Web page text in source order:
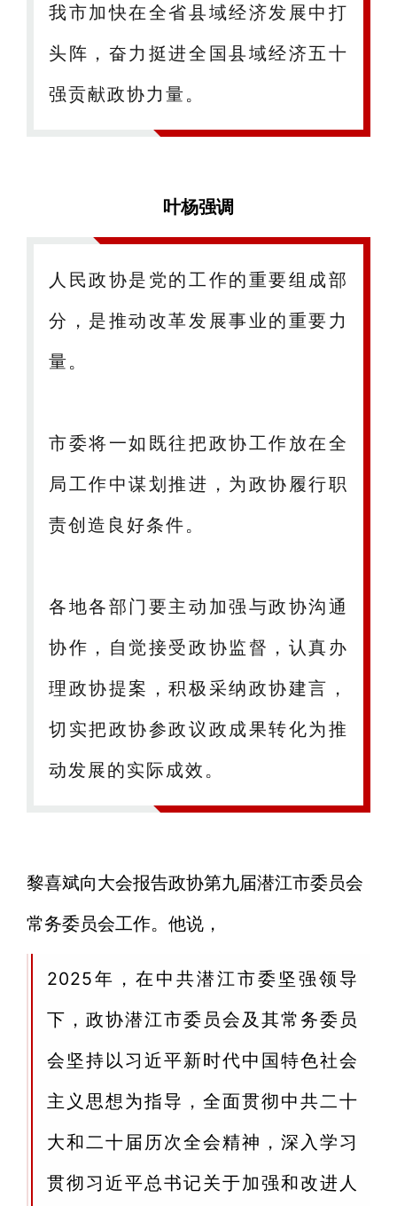
我市加快在全省县域经济发展中打
头阵，奋力挺进全国县域经济五十
强贡献政协力量。
叶杨强调
人民政协是党的工作的重要组成部
分，是推动改革发展事业的重要力
量。
市委将一如既往把政协工作放在全
局工作中谋划推进，为政协履行职
责创造良好条件。
各地各部门要主动加强与政协沟通
协作，自觉接受政协监督，认真办
理政协提案，积极采纳政协建言，
切实把政协参政议政成果转化为推
动发展的实际成效。
黎喜斌向大会报告政协第九届潜江市委员会
常务委员会工作。他说，
2025年，在中共潜江市委坚强领导
下，政协潜江市委员会及其常务委员
会坚持以习近平新时代中国特色社会
主义思想为指导，全面贯彻中共二十
大和二十届历次全会精神，深入学习
贯彻习近平总书记关于加强和改进人